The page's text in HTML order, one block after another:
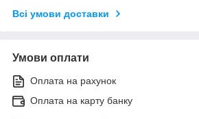
Всі умови доставки
Умови оплати
Оплата на рахунок
Оплата на карту банку